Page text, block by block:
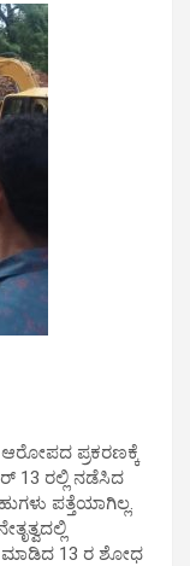
ಪ್ರಕರಣಕ್ಕೆ
13 ರಲ್ಲಿ ನಡೆಸಿದ
ಪತ್ತೆಯಾಗಿಲ್ಲ.
ಮಾಡಿದ 13 ರ ಶೋಧ